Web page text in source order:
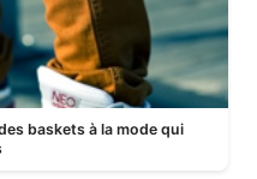
baskets à la mode qui